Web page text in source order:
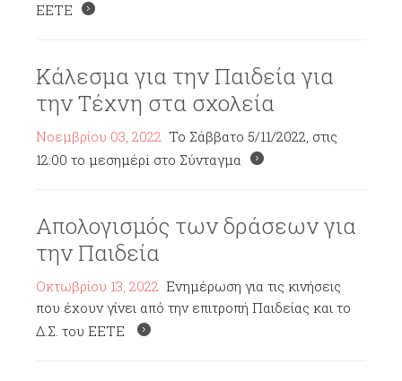
ΕΕΤΕ
Κάλεσμα για την Παιδεία για
την Τέχνη στα σχολεία
Νοεμβρίου 03, 2022 To Σάββατο 5/11/2022, στις
12:00 το μεσημέρi στο Σύνταγμα
Απολογισμός των δράσεων για
την Παιδεία
Οκτωβρίου 13, 2022 Ενημέρωση για τις κινήσεις
που έχουν γίνει από την επιτροπή Παιδείας και το
Δ.Σ. του ΕΕΤΕ